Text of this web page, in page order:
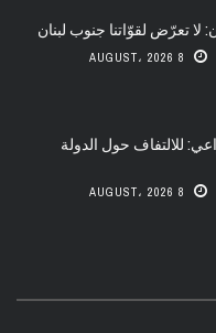
لا تعرّض لقوّاتنا جنوب لبنان
8 AUGUST، 2026
للالتفاف حول الدولة
8 AUGUST، 2026